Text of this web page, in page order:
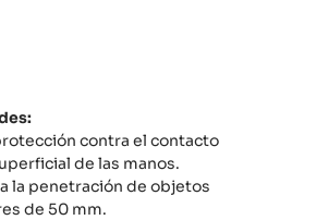
contra el contacto
de las manos.
la penetración de objetos
de 50 mm.